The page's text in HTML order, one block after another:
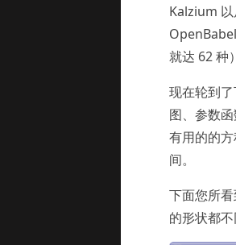
Kalzium
就达 62 种
现在轮到
图、参数
有用的的
间。
下面您所
的形状都不